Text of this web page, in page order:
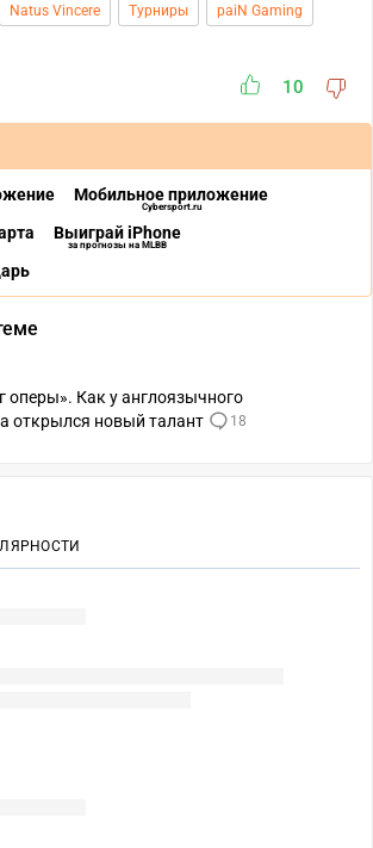
Natus Vincere Турниры paiN Gaming
10
Мобильное приложение
Cybersport.ru
Выиграй iPhone
за прогнозы на MLBB
оперы». Как у англоязычного
открылся новый талант
18